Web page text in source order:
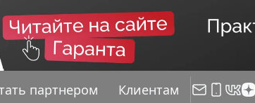
партнером Клиентам